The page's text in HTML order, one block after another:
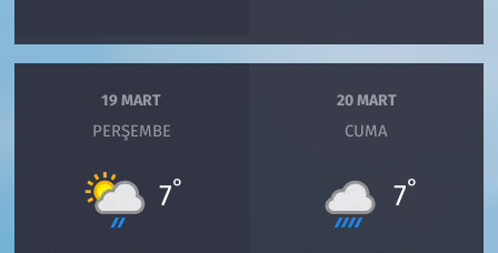
19 MART
PERŞEMBE
7°
20 MART
CUMA
7°